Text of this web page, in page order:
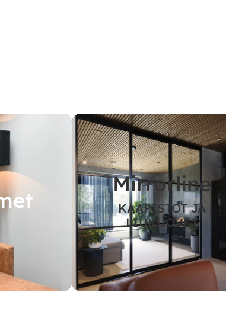
Mirrorline
KAAPISTOT JA
LIUKUOVET